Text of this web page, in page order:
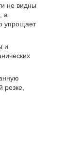
не видны
а
упрощает
и
резке,